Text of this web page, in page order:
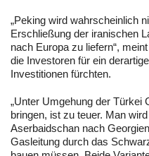
„Peking wird wahrscheinlich
Erschließung der iranischen
nach Europa zu liefern“,
die Investoren für ein
Investitionen fürchten.
„Unter Umgehung der Türkei
bringen, ist zu teuer. Man
Aserbaidschan nach
Gasleitung durch das